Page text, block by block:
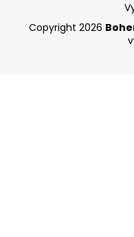
Copyright 2026